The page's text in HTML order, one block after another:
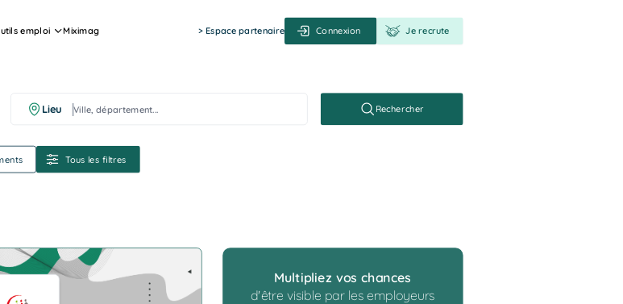
emploi Miximag > Espace partenaire Connexion Je recrute
Lieu Ville, département... Rechercher
Tous les filtres
Logo
Multipliez vos chances
d'être visible par les employeurs
For Mobile